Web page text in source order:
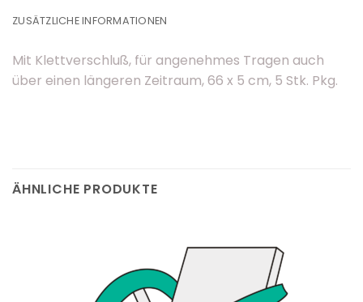
ZUSÄTZLICHE INFORMATIONEN
Mit Klettverschluß, für angenehmes Tragen auch
über einen längeren Zeitraum, 66 x 5 cm, 5 Stk. Pkg.
ÄHNLICHE PRODUKTE